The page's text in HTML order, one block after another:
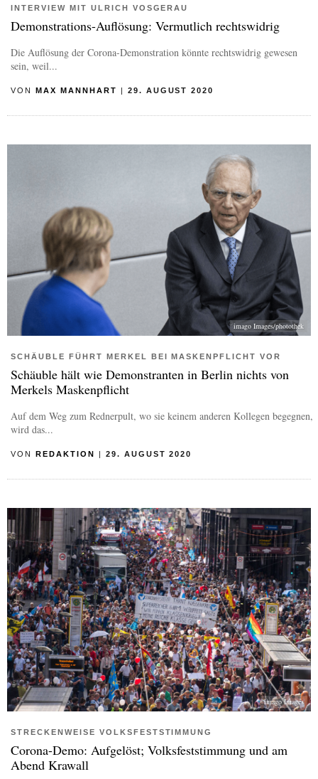
INTERVIEW MIT ULRICH VOSGERAU
Demonstrations-Auflösung: Vermutlich rechtswidrig
Die Auflösung der Corona-Demonstration könnte rechtswidrig gewesen
sein, weil...
VON MAX MANNHART | 29. AUGUST 2020
imago Images/photothek
SCHÄUBLE FÜHRT MERKEL BEI MASKENPFLICHT VOR
Schäuble hält wie Demonstranten in Berlin nichts von
Merkels Maskenpflicht
Auf dem Weg zum Rednerpult, wo sie keinem anderen Kollegen begegnen,
wird das...
VON REDAKTION 29. AUGUST 2020
imago Images
STRECKENWEISE VOLKSFESTSTIMMUNG
Corona-Demo: Aufgelöst; Volksfeststimmung und am
Abend Krawall